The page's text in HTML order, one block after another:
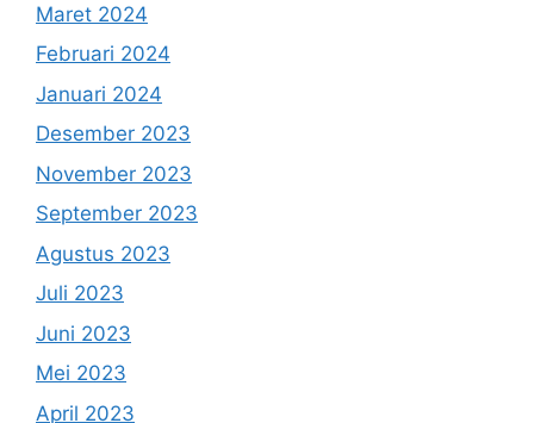
Maret 2024
Februari 2024
Januari 2024
Desember 2023
November 2023
September 2023
Agustus 2023
Juli 2023
Juni 2023
Mei 2023
April 2023